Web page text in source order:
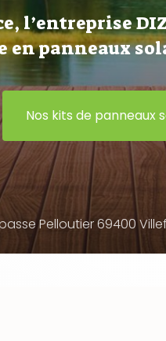
l’entreprise
panneaux
Nos kits de panneaux
Pelloutier 69400